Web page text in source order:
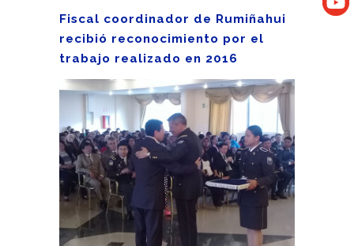
Fiscal coordinador de Rumiñahui
recibió reconocimiento por el
trabajo realizado en 2016